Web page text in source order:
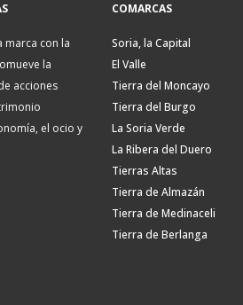
marca con la
la
acciones
el ocio y
COMARCAS
Soria, la Capital
El Valle
Tierra del Moncayo
Tierra del Burgo
La Soria Verde
La Ribera del Duero
Tierras Altas
Tierra de Almazán
Tierra de Medinaceli
Tierra de Berlanga